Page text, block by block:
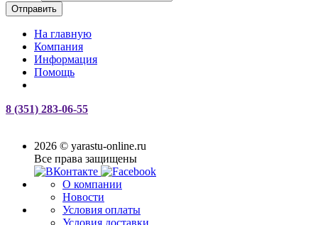
Отправить
На главную
Компания
Информация
Помощь
8 (351) 283-06-55
2026 © yarastu-online.ru
Все права защищены
О компании
Новости
Условия оплаты
Условия доставки